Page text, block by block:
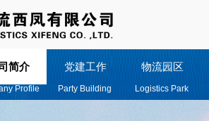
Party Building Logistics Park
Profile
简介 党建工作 物流园区